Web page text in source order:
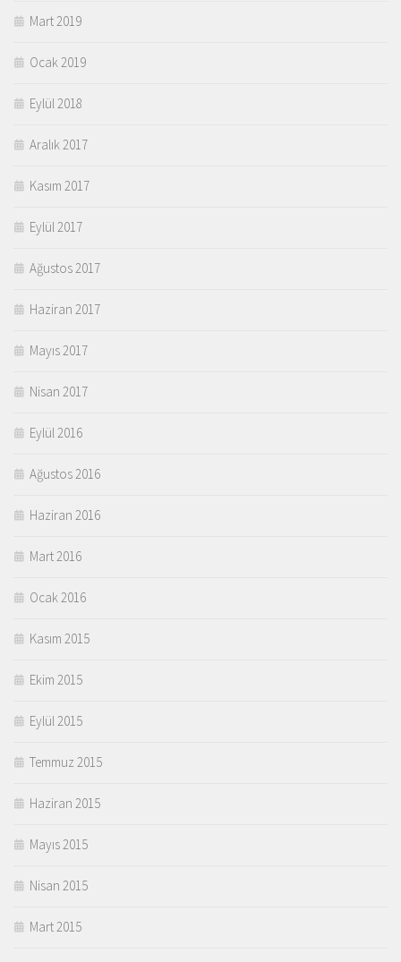
Mart 2019
Ocak 2019
Eylül 2018
Aralık 2017
Kasım 2017
Eylül 2017
Ağustos 2017
Haziran 2017
Mayıs 2017
Nisan 2017
Eylül 2016
Ağustos 2016
Haziran 2016
Mart 2016
Ocak 2016
Kasım 2015
Ekim 2015
Eylül 2015
Temmuz 2015
Haziran 2015
Mayıs 2015
Nisan 2015
Mart 2015